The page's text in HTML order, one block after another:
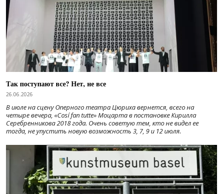
Так поступают все? Нет, не все
26.06.2026
В июле на сцену Оперного театра Цюриха вернется, всего на
четыре вечера, «Cosí fan tutte» Моцарта в постановке Кирилла
Серебренникова 2018 года. Очень советую тем, кто не видел ее
тогда, не упустить новую возможность 3, 7, 9 и 12 июля.